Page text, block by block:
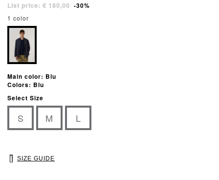
List price: € 180,00 -30%
1 color
Main color: Blu
Colors: Blu
Select Size
S M L
SIZE GUIDE